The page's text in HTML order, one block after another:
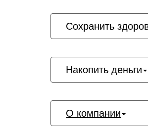
Сохранить
Накопить деньги
О компании